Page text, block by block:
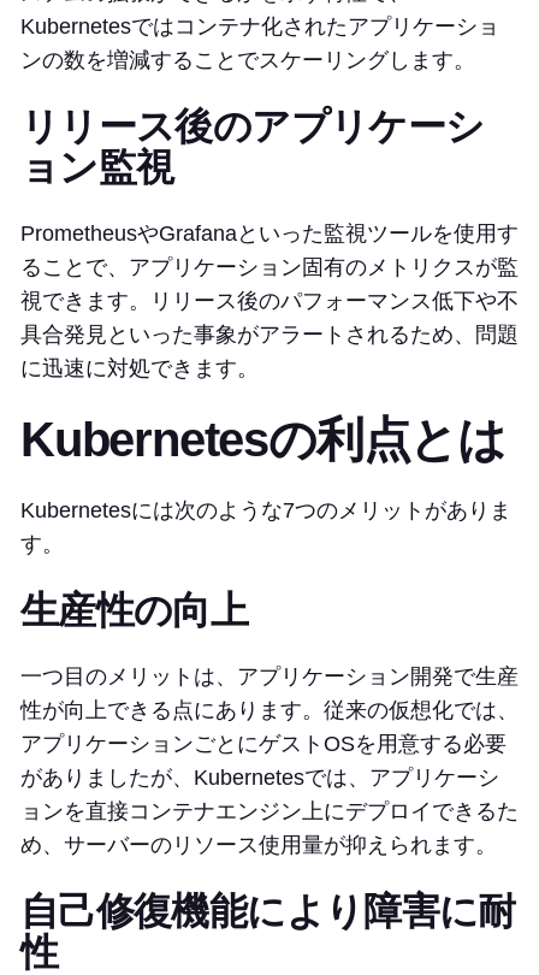
Kubernetesではコンテナ化されたアプリケーショ
ンの数を増減することでスケーリングします。
リリース後のアプリケーシ
ョン監視
PrometheusやGrafanaといった監視ツールを使用す
ることで、アプリケーション固有のメトリクスが監
視できます。リリース後のパフォーマンス低下や不
具合発見といった事象がアラートされるため、問題
に迅速に対処できます。
Kubernetesの利点とは
Kubernetesには次のような7つのメリットがありま
す。
生産性の向上
一つ目のメリットは、アプリケーション開発で生産
性が向上できる点にあります。従来の仮想化では、
アプリケーションごとにゲストOSを用意する必要
がありましたが、Kubernetesでは、アプリケーシ
ョンを直接コンテナエンジン上にデプロイできるた
め、サーバーのリソース使用量が抑えられます。
自己修復機能により障害に耐
性